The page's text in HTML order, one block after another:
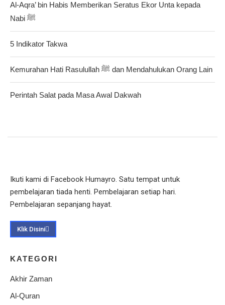
Al-Aqra’ bin Habis Memberikan Seratus Ekor Unta kepada
Nabi ﷺ
5 Indikator Takwa
Kemurahan Hati Rasulullah ﷺ dan Mendahulukan Orang Lain
Perintah Salat pada Masa Awal Dakwah
Ikuti kami di Facebook Humayro. Satu tempat untuk
pembelajaran tiada henti. Pembelajaran setiap hari.
Pembelajaran sepanjang hayat.
Klik Disini
KATEGORI
Akhir Zaman
Al-Quran